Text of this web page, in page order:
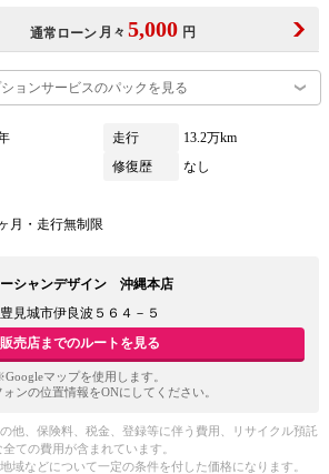
通常ローン 月々 5,000 円
ョンサービスのパックを見る
走行
13.2万km
修復歴
なし
月・走行無制限
シャンデザイン 沖縄本店
豊見城市伊良波５６４－５
販売店までのルートを見る
マップを使用します。
ォンの位置情報をONにしてください。
他、保険料、税金、登録等に伴う費用、リサイクル預託
ての費用が含まれています。
域などについて一定の条件を付した価格になります。